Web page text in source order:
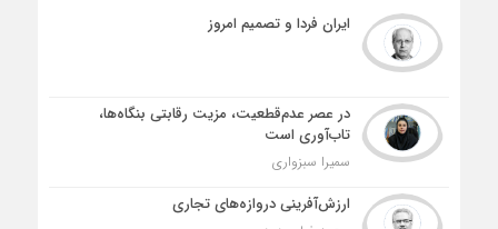
ایران فردا و تصمیم امروز
در عصر عدم‌قطعیت، مزیت رقابتی بنگاه‌ها،
تاب‌آوری است
سمیرا سبزواری
ارزش‌آفرینی دروازه‌های تجاری